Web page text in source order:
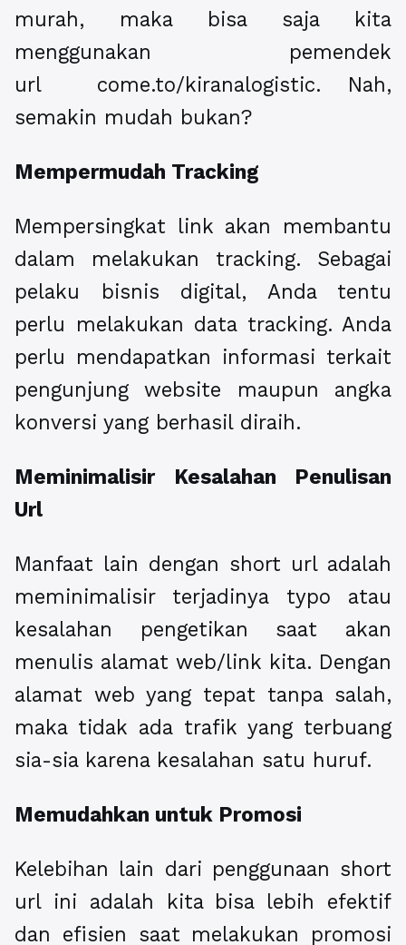
murah, maka bisa saja kita
menggunakan pemendek
url come.to/kiranalogistic. Nah,
semakin mudah bukan?
Mempermudah Tracking
Mempersingkat link akan membantu
dalam melakukan tracking. Sebagai
pelaku bisnis digital, Anda tentu
perlu melakukan data tracking. Anda
perlu mendapatkan informasi terkait
pengunjung website maupun angka
konversi yang berhasil diraih.
Meminimalisir Kesalahan Penulisan
Url
Manfaat lain dengan short urladalah
meminimalisir terjadinya typo atau
kesalahan pengetikan saat akan
menulis alamat web/link kita. Dengan
alamat web yang tepat tanpa salah,
maka tidak ada trafik yang terbuang
sia-sia karena kesalahan satu huruf.
Memudahkan untuk Promosi
Kelebihan lain dari penggunaan short
url ini adalah kita bisa lebih efektif
dan efisien saat melakukan promosi